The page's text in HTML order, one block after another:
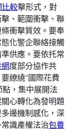
較擊形式，對
、範圍衝擊、聯
衝擊質效。要奉
化警企聯絡接觸
供應。要依托常
度部分協作共
繚繞“國際花費
點，集中展開法
心轉化為發明題
邊機制感化，深
識產權法治包養